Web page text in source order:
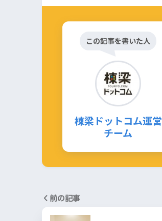
この記事を書いた人
棟梁ドットコム運営
チーム
前の記事